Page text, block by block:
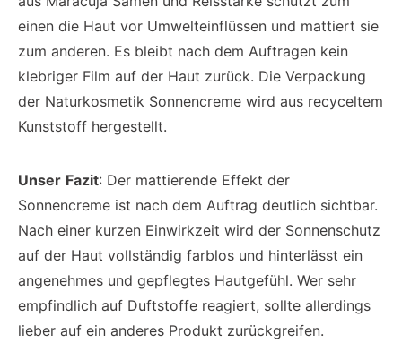
einen die Haut vor Umwelteinflüssen und mattiert sie
zum anderen. Es bleibt nach dem Auftragen kein
klebriger Film auf der Haut zurück. Die Verpackung
der Naturkosmetik Sonnencreme wird aus recyceltem
Kunststoff hergestellt.
Unser Fazit: Der mattierende Effekt der
Sonnencreme ist nach dem Auftrag deutlich sichtbar.
Nach einer kurzen Einwirkzeit wird der Sonnenschutz
auf der Haut vollständig farblos und hinterlässt ein
angenehmes und gepflegtes Hautgefühl. Wer sehr
empfindlich auf Duftstoffe reagiert, sollte allerdings
lieber auf ein anderes Produkt zurückgreifen.